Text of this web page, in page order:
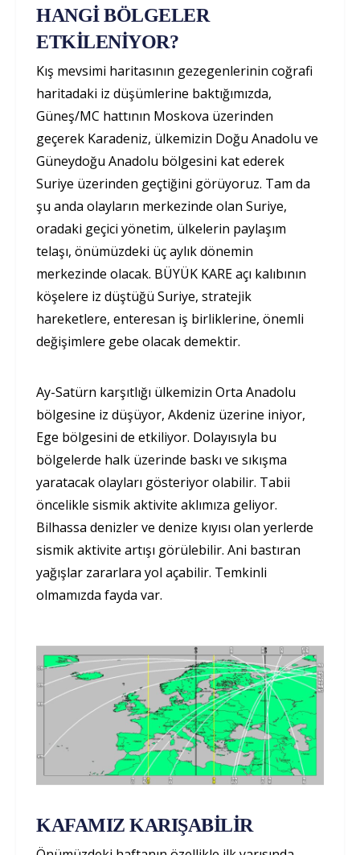
HANGİ BÖLGELER
ETKİLENİYOR?
Kış mevsimi haritasının gezegenlerinin coğrafi
haritadaki iz düşümlerine baktığımızda,
Güneş/MC hattının Moskova üzerinden
geçerek Karadeniz, ülkemizin Doğu Anadolu ve
Güneydoğu Anadolu bölgesini kat ederek
Suriye üzerinden geçtiğini görüyoruz. Tam da
şu anda olayların merkezinde olan Suriye,
oradaki geçici yönetim, ülkelerin paylaşım
telaşı, önümüzdeki üç aylık dönemin
merkezinde olacak. BÜYÜK KARE açı kalıbının
köşelere iz düştüğü Suriye, stratejik
hareketlere, enteresan iş birliklerine, önemli
değişimlere gebe olacak demektir.
Ay-Satürn karşıtlığı ülkemizin Orta Anadolu
bölgesine iz düşüyor, Akdeniz üzerine iniyor,
Ege bölgesini de etkiliyor. Dolayısıyla bu
bölgelerde halk üzerinde baskı ve sıkışma
yaratacak olayları gösteriyor olabilir. Tabii
öncelikle sismik aktivite aklımıza geliyor.
Bilhassa denizler ve denize kıyısı olan yerlerde
sismik aktivite artışı görülebilir. Ani bastıran
yağışlar zararlara yol açabilir. Temkinli
olmamızda fayda var.
KAFAMIZ KARIŞABİLİR